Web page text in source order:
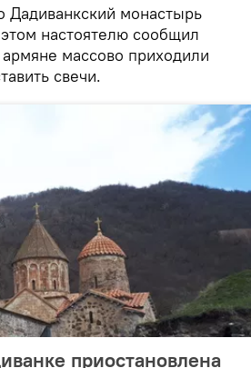
Дадиванкский монастырь
настоятелю сообщил
массово приходили
свечи.
приостановлена